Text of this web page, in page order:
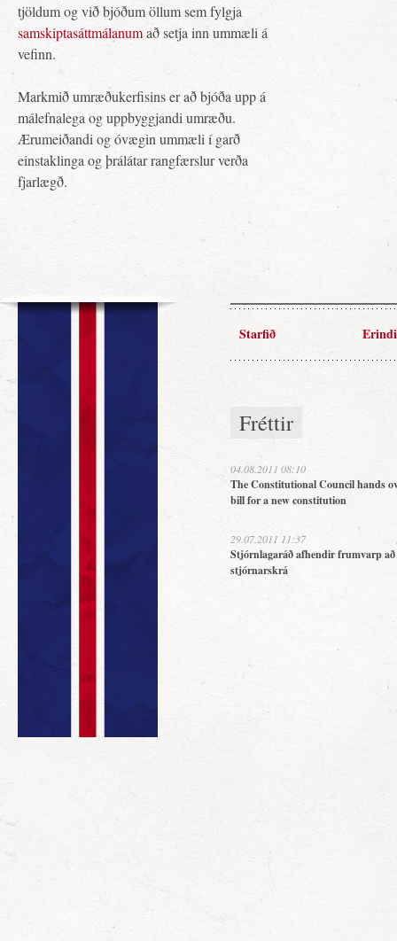
tjöldum og við bjóðum öllum sem fylgja
samskiptasáttmálanumað setja inn ummæli á
vefinn.
Markmið umræðukerfisins er að bjóða upp á
málefnalega og uppbyggjandi umræðu.
Ærumeiðandi og óvægin ummæli í garð
einstaklinga og þrálátar rangfærslur verða
fjarlægð.
Starfið Erindi
Fréttir
04.08.2011 08:10
The Constitutional Council hands
bill for a new constitution
29.07.2011 11:37
Stjórnlagaráð afhendir frumvarp
stjórnarskrá